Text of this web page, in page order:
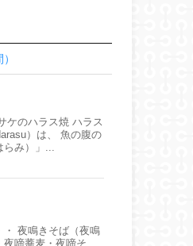
ケのハラス焼 ハラス
）は、 魚の腹の
み）」...
・ 夜鳴きそば（夜鳴
夜啼蕎麦・夜啼そ